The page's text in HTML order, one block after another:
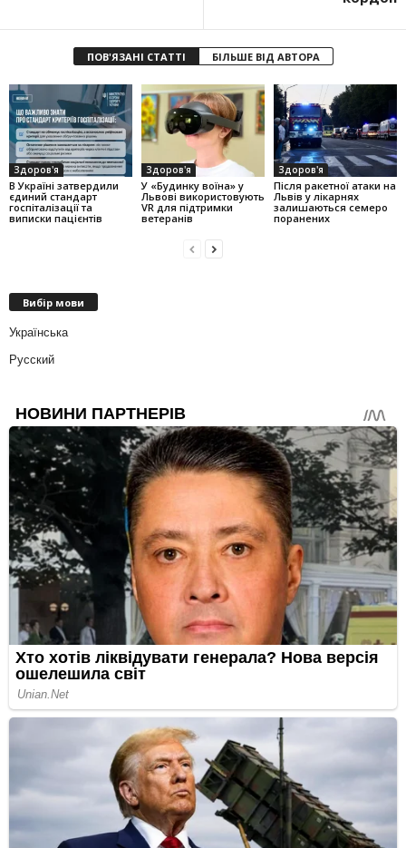
ПОВ'ЯЗАНІ СТАТТІ БІЛЬШЕ ВІД АВТОРА
Здоров'я
В Україні затвердили
єдиний стандарт
госпіталізації та
виписки пацієнтів
Здоров'я
У «Будинку воїна» у
Львові використовують
VR для підтримки
ветеранів
Здоров'я
Після ракетної атаки на
Львів у лікарнях
залишаються семеро
поранених
Вибір мови
Українська
Русский